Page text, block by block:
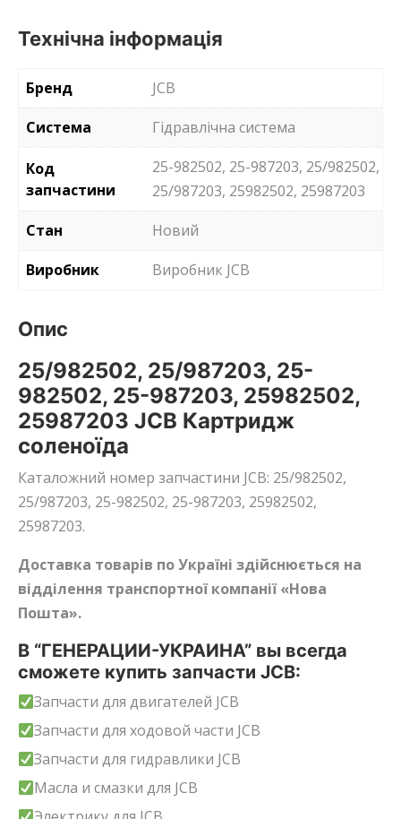
Технічна інформація
Бренд
JCB
Система
Гідравлічна система
Код
запчастини
25-982502, 25-987203, 25/982502,
25/987203, 25982502, 25987203
Стан
Новий
Виробник
Виробник JCB
Опис
25/982502, 25/987203, 25-
982502, 25-987203, 25982502,
25987203 JCB Картридж
соленоїда
Каталожний номер запчастини JCB: 25/982502,
25/987203, 25-982502, 25-987203, 25982502,
25987203.
Доставка товарів по Україні здійснюється на
відділення транспортної компанії «Нова
Пошта».
В “ГЕНЕРАЦИИ-УКРАИНА” вы всегда
сможете купить запчасти JCB:
Запчасти для двигателей JCB
Запчасти для ходовой части JCB
Запчасти для гидравлики JCB
Масла и смазки для JCB